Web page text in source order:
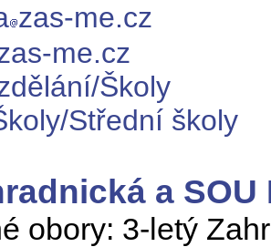
zas-me.cz
me.cz
Školy
Střední školy
a SOU
obory: 3-letý